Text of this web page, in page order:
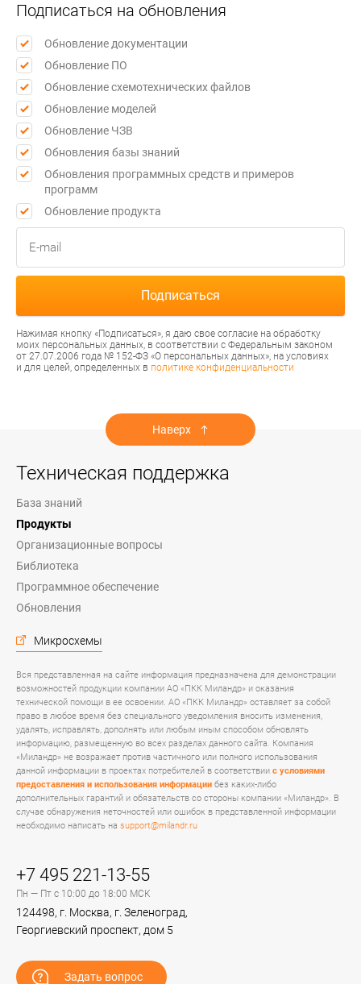
Подписаться на обновления
Обновление документации
Обновление ПО
Обновление схемотехнических файлов
Обновление моделей
Обновление ЧЗВ
Обновления базы знаний
Обновления программных средств и примеров
программ
Обновление продукта
Нажимая кнопку «Подписаться», я даю свое согласие на обработку
моих персональных данных, в соответствии с Федеральным законом
от 27.07.2006 года № 152-ФЗ «О персональных данных», на условиях
и для целей, определенных в политике конфиденциальности
Наверх
Техническая поддержка
База знаний
Продукты
Организационные вопросы
Библиотека
Программное обеспечение
Обновления
Микросхемы
Вся представленная на сайте информация предназначена для демонстрации
возможностей продукции компании АО «ПКК Миландр» и оказания
технической помощи в ее освоении. АО «ПКК Миландр» оставляет за собой
право в любое время без специального уведомления вносить изменения,
удалять, исправлять, дополнять или любым иным способом обновлять
информацию, размещенную во всех разделах данного сайта. Компания
«Миландр» не возражает против частичного или полного использования
данной информации в проектах потребителей в соответствии с условиями
предоставления и использования информации без каких-либо
дополнительных гарантий и обязательств со стороны компании «Миландр». В
случае обнаружения неточностей или ошибок в представленной информации
необходимо написать на support@milandr.ru
+7 495 221-13-55
Пн — Пт с 10:00 до 18:00 МСК
124498, г. Москва, г. Зеленоград,
Георгиевский проспект, дом 5
Задать вопрос